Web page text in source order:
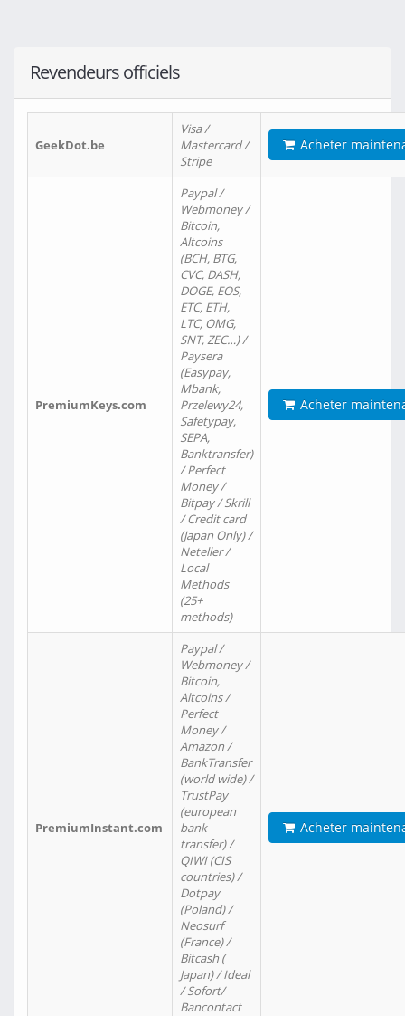
Revendeurs officiels
GeekDot.be
Visa /
Mastercard /
Stripe
Acheter
PremiumKeys.com
Paypal /
Webmoney /
Bitcoin,
Altcoins
(BCH, BTG,
CVC, DASH,
DOGE, EOS,
ETC, ETH,
LTC, OMG,
SNT, ZEC…) /
Paysera
(Easypay,
Mbank,
Przelewy24,
Safetypay,
SEPA,
Banktransfer)
/ Perfect
Money /
Bitpay / Skrill
/ Credit card
(Japan Only) /
Neteller /
Local
Methods
(25+
methods)
Acheter
PremiumInstant.com
Paypal /
Webmoney /
Bitcoin,
Altcoins /
Perfect
Money /
Amazon /
BankTransfer
(world wide) /
TrustPay
(european
bank
transfer) /
QIWI (CIS
countries) /
Dotpay
(Poland) /
Neosurf
(France) /
Bitcash (
Japan) / Ideal
/ Sofort/
Bancontact
Acheter